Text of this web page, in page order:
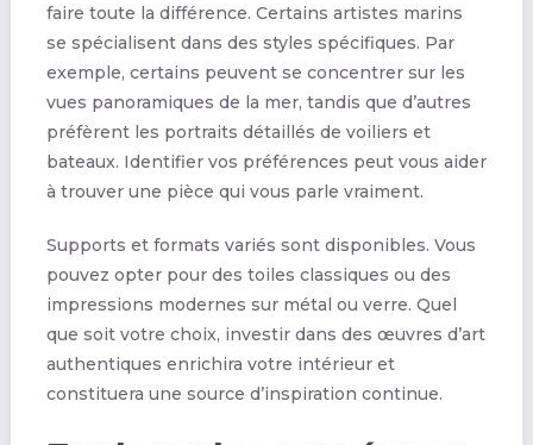
faire toute la différence. Certains artistes marins
se spécialisent dans des styles spécifiques. Par
exemple, certains peuvent se concentrer sur les
vues panoramiques de la mer, tandis que d’autres
préfèrent les portraits détaillés de voiliers et
bateaux. Identifier vos préférences peut vous aider
à trouver une pièce qui vous parle vraiment.
Supports et formats variés sont disponibles. Vous
pouvez opter pour des toiles classiques ou des
impressions modernes sur métal ou verre. Quel
que soit votre choix, investir dans des œuvres d’art
authentiques enrichira votre intérieur et
constituera une source d’inspiration continue.